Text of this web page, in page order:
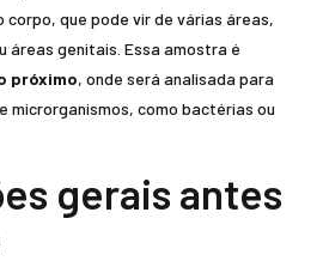
que pode vir de várias áreas,
áreas genitais. Essa amostra é
próximo, onde será analisada para
microrganismos, como bactérias ou
gerais antes